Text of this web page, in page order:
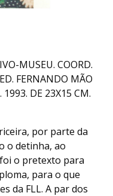
MUSEU. COORD.
FERNANDO MÃO
1993. DE 23X15 CM.
por parte da
o detinha, ao
o pretexto para
para o que
da FLL. A par dos